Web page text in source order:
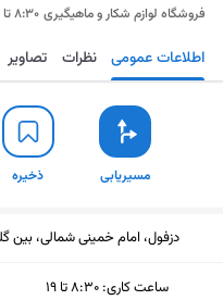
فروشگاه لوازم شکار و ماهیگیری ۸:۳۰ تا ۱۹
مسیریابی ذخیره اطلاعات عمومی نظرات تصاویر
مسیریابی ذخیره
دزفول، امام خمینی شمالی، بین
ساعت کاری: ۸:۳۰ تا ۱۹